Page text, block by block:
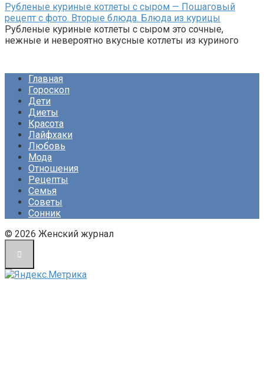
Рубленые куриные котлеты с сыром — Пошаговый
рецепт с фото. Вторые блюда. Блюда из курицы
Рубленые куриные котлеты с сыром это сочные,
нежные и невероятно вкусные котлеты из куриного
Главная
Гороскоп
Дети
Диеты
Красота
Лайфхаки
Любовь
Мода
Отношения
Рецепты
Семья
Советы
Сонник
© 2026 Женский журнал